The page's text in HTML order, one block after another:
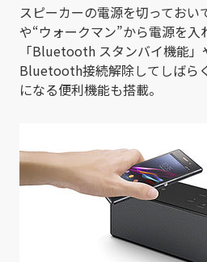
スピーカーの電源を切っておい
や“ウォークマン”から電源を入
「Bluetooth スタンバイ機能」
Bluetooth接続解除してしばら
になる便利機能も搭載。